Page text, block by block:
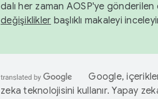
dalı her zaman AOSP'ye
değişiklikler başlıklı makaleyi
Google,
zeka teknolojisini kullanır. Yapay